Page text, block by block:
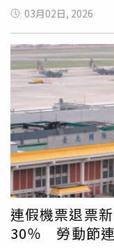
離開。文化與觀光
費用直接向部門申
高，導致部分空域
源估計，約有2萬名
內。阿布達比當局
因突發情勢產生的
穩定運作。在地緣
定旅遊市場信心的
空新訊」轉發此消
宿，目前機場仍採
域情勢，「把旅客
理真的很有誠意。」
03月02日, 2026
連假機票退票
30％ 勞動節